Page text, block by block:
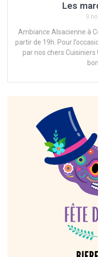
Les
3
Ambiance Alsacienne à
partir de 19h. Pour
par nos chers